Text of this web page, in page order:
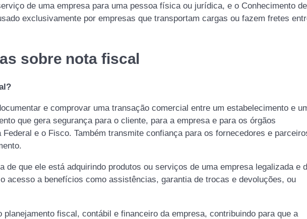
de uma empresa para uma pessoa física ou jurídica, e o Conhecimento de
exclusivamente por empresas que transportam cargas ou fazem fretes
sobre nota fiscal
e comprovar uma transação comercial entre um estabelecimento e
que gera segurança para o cliente, para a empresa e para os órgãos
e o Fisco. Também transmite confiança para os fornecedores e
de que ele está adquirindo produtos ou serviços de uma empresa legalizada e
acesso a benefícios como assistências, garantia de trocas e devoluções, ou
fiscal, contábil e financeiro da empresa, contribuindo para que a